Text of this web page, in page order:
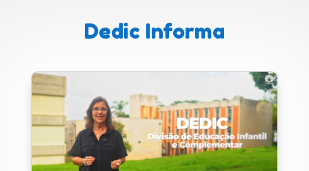
Dedic Informa